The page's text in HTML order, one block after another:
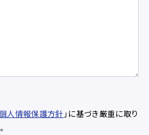
人情報保護方針 」に基づき厳重に取り